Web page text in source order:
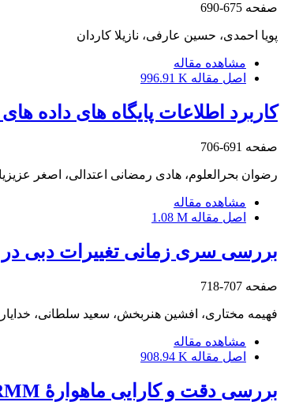
صفحه 675-690
پویا احمدی، حسین عارفی، نازیلا کاردان
مشاهده مقاله
اصل مقاله 996.91 K
کاربرد اطلاعات پایگاه‏ های داده‏
صفحه 691-706
رضوان بحرالعلوم، هادی رمضانی اعتدالی، اصغر
مشاهده مقاله
اصل مقاله 1.08 M
بررسی سری زمانی تغییرات دبی در
صفحه 707-718
فهیمه مختاری، افشین هنربخش، سعید سلطانی،
مشاهده مقاله
اصل مقاله 908.94 K
بررسی دقت و کارایی ماهوارۀ TRMM در برآورد بارش ماهانه در حوضۀ آبخیز گرگانرود